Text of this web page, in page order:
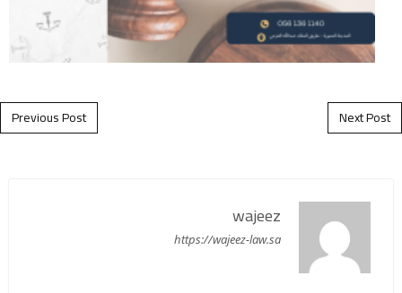
Post navigation
Previous Post Next Post
wajeez
https://wajeez-law.sa